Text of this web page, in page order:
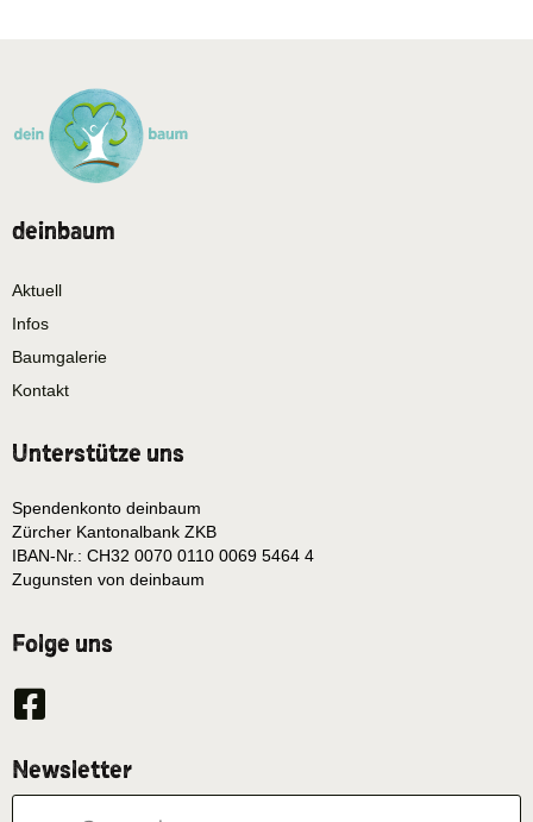
deinbaum
Aktuell
Infos
Baumgalerie
Kontakt
Unterstütze uns
Spendenkonto deinbaum
Zürcher Kantonalbank ZKB
IBAN-Nr.: CH32 0070 0110 0069 5464 4
Zugunsten von deinbaum
Folge uns
Newsletter